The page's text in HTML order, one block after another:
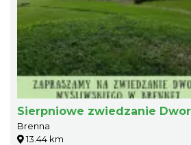
Sierpniowe zwiedzanie
Brenna
13.44 km